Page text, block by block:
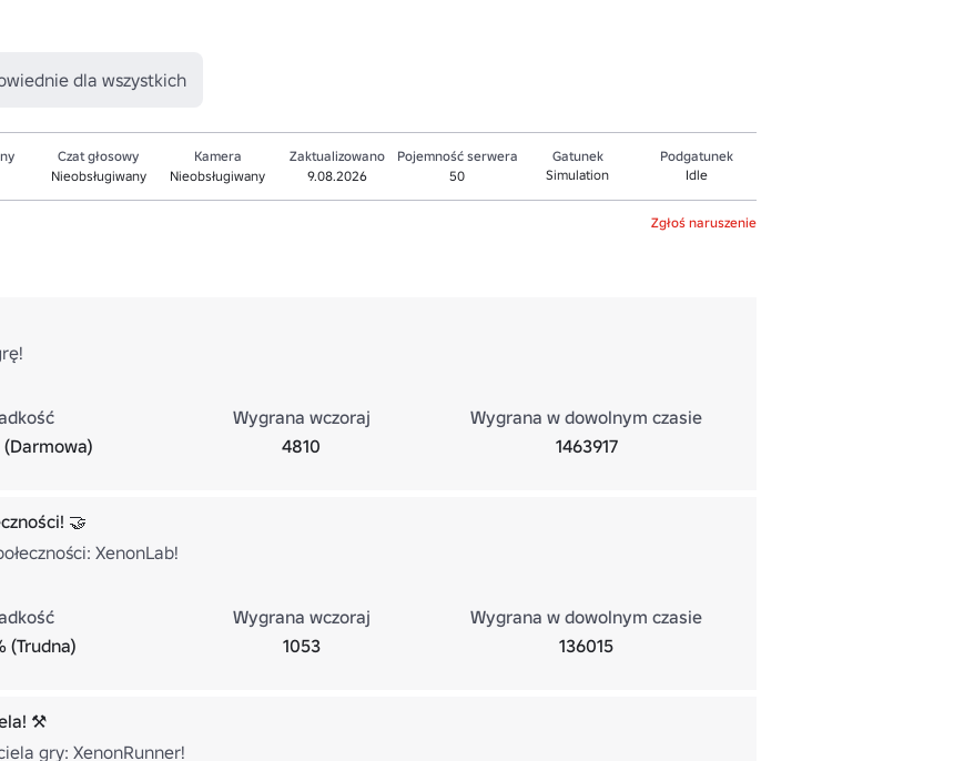
dla wszystkich
Czat głosowy
Nieobsługiwany
Kamera
Nieobsługiwany
Zaktualizowano
9.08.2026
Pojemność serwera
50
Gatunek
Simulation
Podgatunek
Idle
Zgłoś naruszenie
Wygrana wczoraj
4810
Wygrana w dowolnym czasie
1463917
🤝
XenonLab!
(Trudna)
Wygrana wczoraj
1053
Wygrana w dowolnym czasie
136015
⚒
gry: XenonRunner!